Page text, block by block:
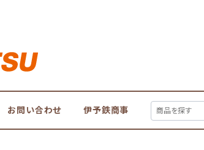
お問い合わせ 伊予鉄商事